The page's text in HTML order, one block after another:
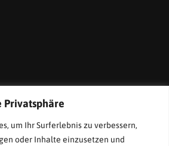
Privatsphäre
um Ihr Surferlebnis zu verbessern,
oder Inhalte einzusetzen und